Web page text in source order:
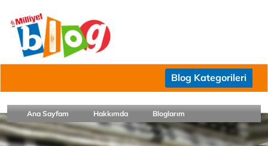
Blog Kategorileri
Ana Sayfam Hakkımda Bloglarım